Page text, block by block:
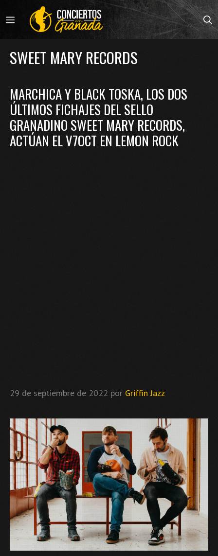
al
contenido
MENÚ
SWEET MARY RECORDS
MARCHICA Y BLACK TOSKA, LOS DOS
ÚLTIMOS FICHAJES DEL SELLO
GRANADINO SWEET MARY RECORDS,
ACTÚAN EL V7OCT EN LEMON ROCK
29 de septiembre de 2022 por Griffin Jazz